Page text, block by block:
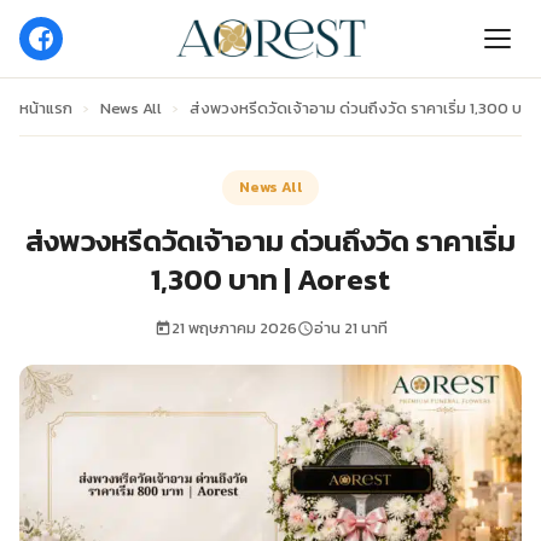
หน้าแรก › News All › ส่งพวงหรีดวัดเจ้าอาม ด่วนถึงวัด ราคาเริ่ม 1,300 บา
News All
ส่งพวงหรีดวัดเจ้าอาม ด่วนถึงวัด ราคาเริ่ม
1,300 บาท | Aorest
21 พฤษภาคม 2026 อ่าน 21 นาที